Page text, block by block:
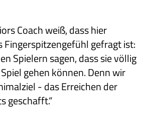
Coach weiß, dass hier
Fingerspitzengefühl gefragt ist:
Spielern sagen, dass sie völlig
gehen können. Denn wir
- das Erreichen der
geschafft.“